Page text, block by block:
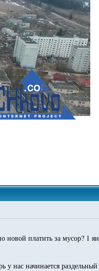
новой платить за мусор? 1
нас начинается